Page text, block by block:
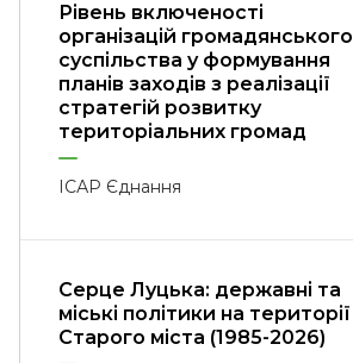
Рівень включеності
організацій громадянського
суспільства у формування
планів заходів з реалізації
стратегій розвитку
територіальних громад
ІСАР Єднання
Серце Луцька: державні та
міські політики на території
Старого міста (1985-2026)